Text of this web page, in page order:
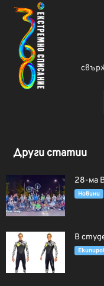
Други статии
28-ма
Новини
В